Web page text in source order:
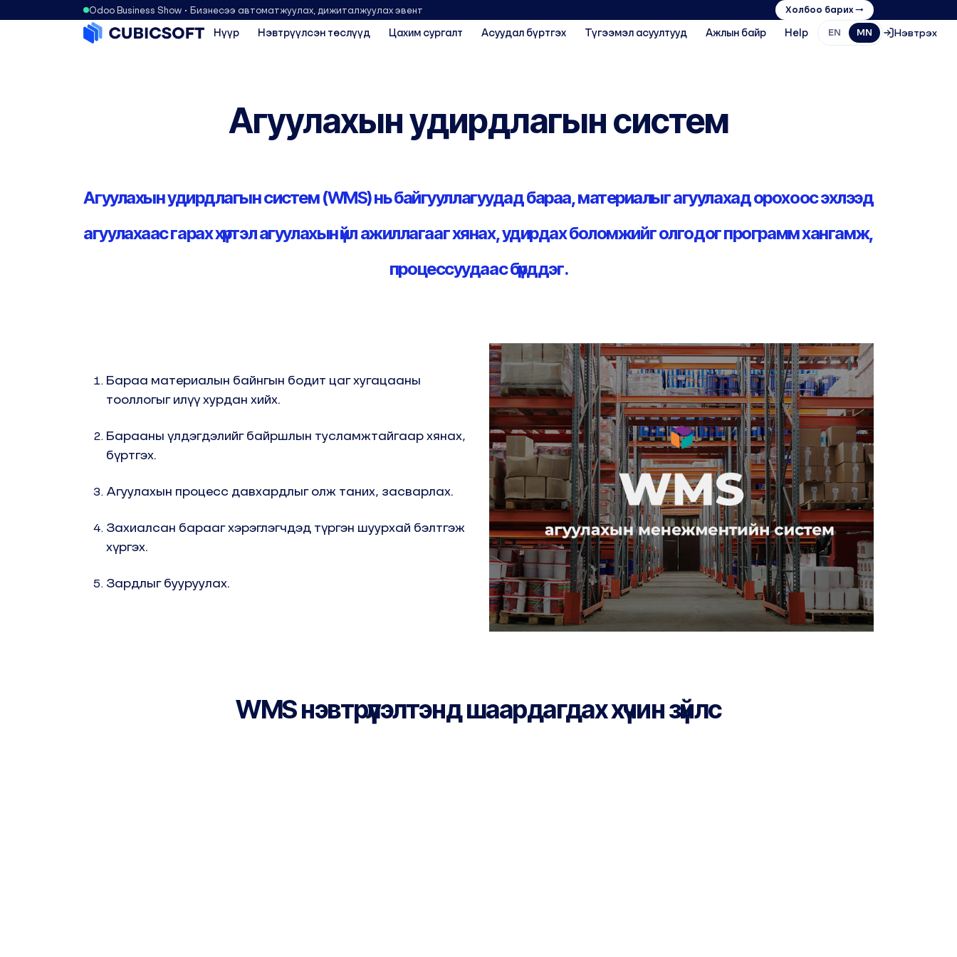
Odoo Business Show • Бизнесээ автоматжуулах, дижиталжуулах эвент Холбоо барих →
Нүүр Нэвтрүүлсэн төслүүд Цахим сургалт Асуудал бүртгэх Түгээмэл асуултууд Ажлын байр Help EN MN Нэвтрэх
Агуулахын удирдлагын систем
Агуулахын удирдлагын систем (WMS) нь байгууллагуудад бараа, материалыг агуулахад орохоос эхлээд
агуулахаас гарах хүртэл агуулахын үйл ажиллагааг хянах, удирдах боломжийг олгодог программ хангамж,
процессуудаас бүрддэг.
Бараа материалын байнгын бодит цаг хугацааны
тооллогыг илүү хурдан хийх.
Барааны үлдэгдэлийг байршлын тусламжтайгаар хянах,
бүртгэх.
Агуулахын процесс давхардлыг олж таних, засварлах.
Захиалсан барааг хэрэглэгчдэд түргэн шуурхай бэлтгэж
хүргэх.
Зардлыг бууруулах.
WMS нэвтрүүлэлтэнд шаардагдах хүчин зүйлс